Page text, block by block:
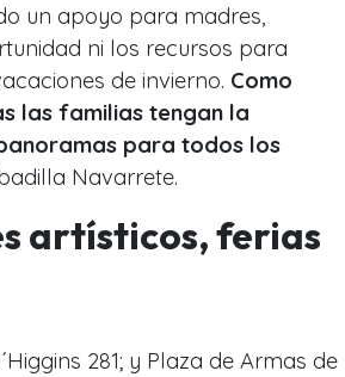
un apoyo para madres,
ni los recursos para
de invierno. Como
las familias tengan la
para todos los
Navarrete.
artísticos, ferias
281; y Plaza de Armas de